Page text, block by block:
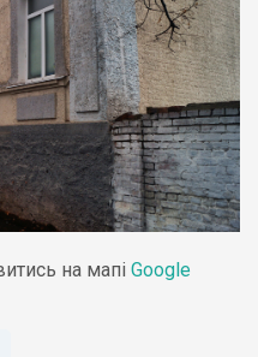
на мапі Google